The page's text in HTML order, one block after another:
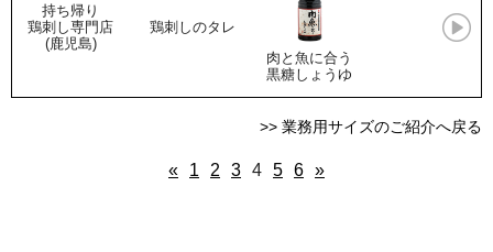
持ち帰り
鶏刺し専門店
(鹿児島)
鶏刺しのタレ
肉と魚に合う
黒糖しょうゆ
>> 業務用サイズのご紹介へ戻る
« 1 2 3 4 5 6 »